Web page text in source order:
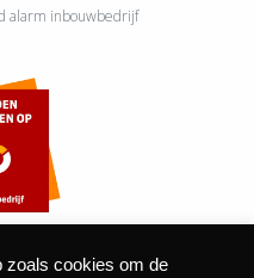
alarm inbouwbedrijf
zoals cookies om de